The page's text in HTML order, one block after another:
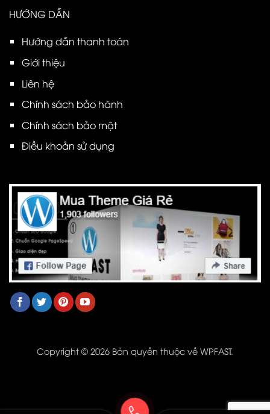
HƯỚNG DẪN
Hướng dẫn thanh toán
Giới thiệu
Liên hệ
Chính sách bảo hành
Chính sách bảo mật
Điều khoản sử dụng
Copyright © 2026 Bản quyền thuộc về WPFAST.